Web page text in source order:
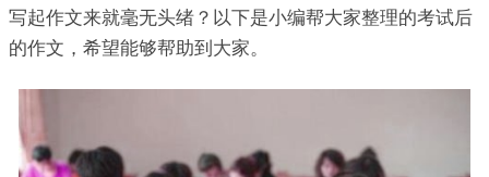
写起作文来就毫无头绪？以下是小编帮大家整理的考试后
的作文，希望能够帮助到大家。